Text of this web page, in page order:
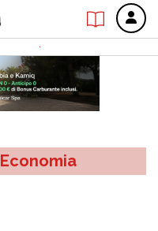
Economia